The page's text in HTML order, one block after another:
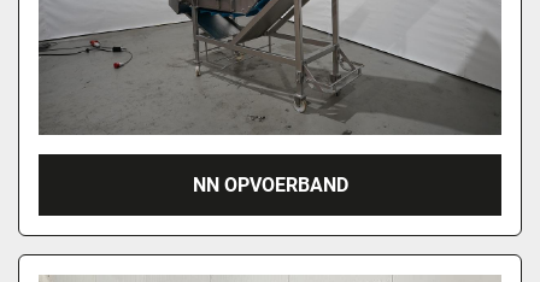
NN OPVOERBAND